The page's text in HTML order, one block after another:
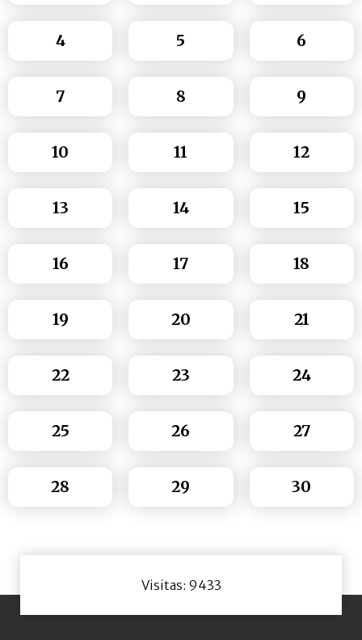
4 5 6
7 8 9
10 11 12
13 14 15
16 17 18
19 20 21
22 23 24
25 26 27
28 29 30
Visitas: 9433